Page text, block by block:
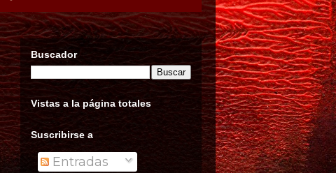
Buscador
Vistas a la página totales
Suscribirse a
Entradas